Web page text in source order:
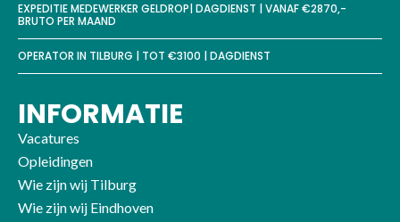
EXPEDITIE MEDEWERKER GELDROP| DAGDIENST | VANAF €2870,-
BRUTO PER MAAND
OPERATOR IN TILBURG | TOT €3100 | DAGDIENST
INFORMATIE
Vacatures
Opleidingen
Wie zijn wij Tilburg
Wie zijn wij Eindhoven